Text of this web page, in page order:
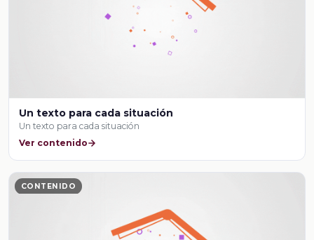
Un texto para cada situación
Un texto para cada situación
Ver contenido
CONTENIDO